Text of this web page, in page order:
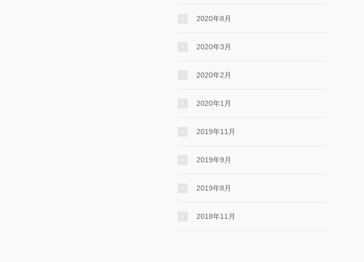
2020年8月
2020年3月
2020年2月
2020年1月
2019年11月
2019年9月
2019年8月
2018年11月